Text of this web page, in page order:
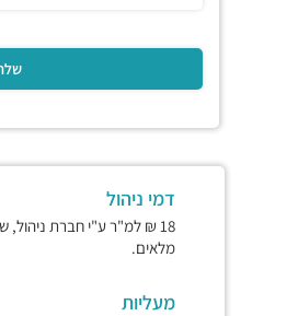
דמי ניהול
18 ₪ למ"ר ע"י חברת ניהול,
מלאים.
מעליות